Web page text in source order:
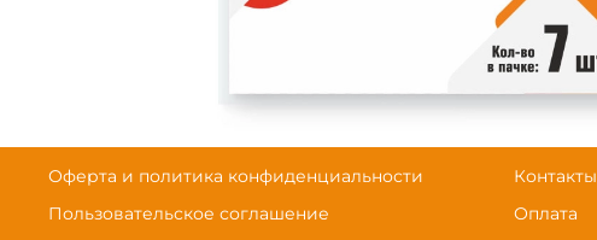
Оферта и политика конфиденциальности
Пользовательское соглашение
Контакты
Оплата